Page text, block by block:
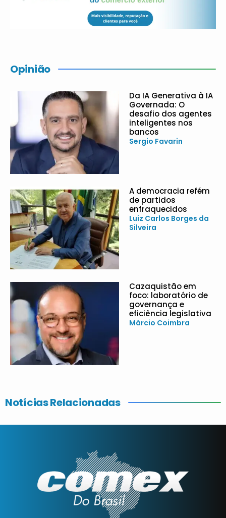
Opinião
Da IA Generativa à IA
Governada: O
desafio dos agentes
inteligentes nos
bancos
Sergio Favarin
A democracia refém
de partidos
enfraquecidos
Luiz Carlos Borges da
Silveira
Cazaquistão em
foco: laboratório de
governança e
eficiência legislativa
Márcio Coimbra
Notícias Relacionadas